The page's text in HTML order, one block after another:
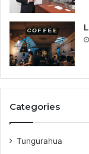
Categories
Tungurahua